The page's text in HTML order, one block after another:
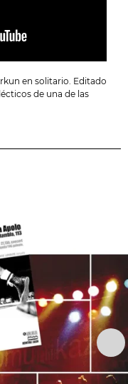
en solitario. Editado
de una de las